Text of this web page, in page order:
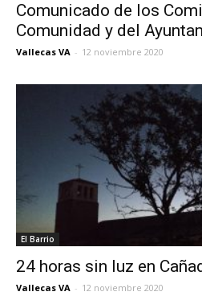
Comunicado de los
Comunidad y del
Vallecas VA - 12 noviembre 2020
El Barrio
24 horas sin luz en
Vallecas VA - 12 noviembre 2020